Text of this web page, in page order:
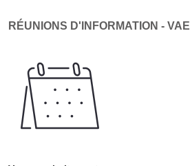
RÉUNIONS D'INFORMATION - VAE